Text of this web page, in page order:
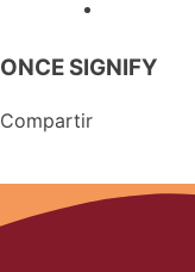
ONCE SIGNIFY
Compartir